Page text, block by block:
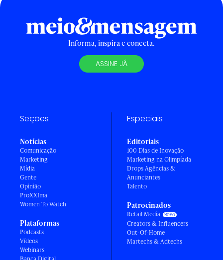
Informa, inspira e conecta.
ASSINE JÁ
Seções
Notícias
Comunicação
Marketing
Mídia
Gente
Opinião
ProXXIma
Women To Watch
Plataformas
Podcasts
Vídeos
Webinars
Especiais
Editoriais
100 Dias de Inovação
Marketing na Olimpíada
Drops Agências &
Anunciantes
Talento
Patrocinados
Retail Media
Creators & Influencers
Out-Of-Home
Martechs & Adtechs